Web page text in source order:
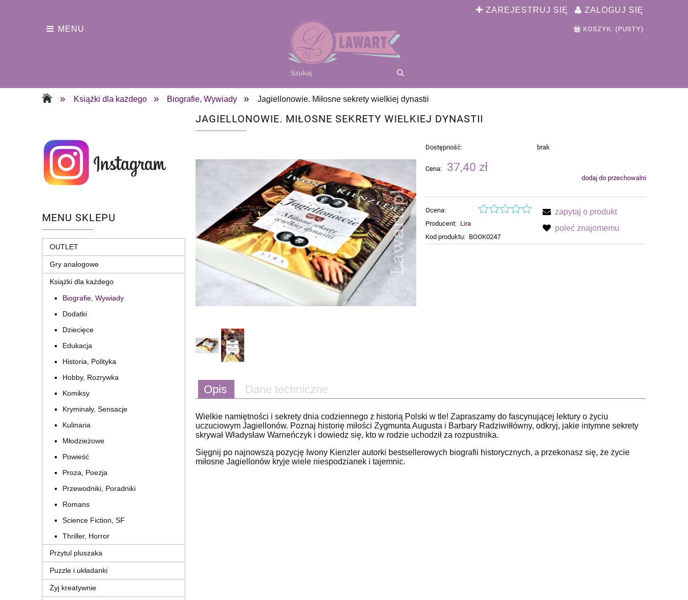
ZAREJESTRUJ SIĘ ZALOGUJ SIĘ
MENU KOSZYK: (PUSTY)
» Książki dla każdego » Biografie, Wywiady » Jagiellonowie. Miłosne sekrety wielkiej dynastii
MENU SKLEPU
OUTLET
Gry analogowe
Książki dla każdego
Biografie, Wywiady
Dodatki
Dziecięce
Edukacja
Historia, Polityka
Hobby, Rozrywka
Komiksy
Kryminały, Sensacje
Kulinaria
Młodzieżowe
Powieść
Proza, Poezja
Przewodniki, Poradniki
Romans
Science Fiction, SF
Thriller, Horror
Przytul pluszaka
Puzzle i układanki
Żyj kreatywnie
JAGIELLONOWIE. MIŁOSNE SEKRETY WIELKIEJ DYNASTII
Dostępność: brak
Cena: 37,40 zł
dodaj do przechowalni
Ocena:
Producent: Lira
Kod produktu: BOOK0247
zapytaj o produkt
poleć znajomemu
Opis Dane techniczne
Wielkie namiętności i sekrety dnia codziennego z historią Polski w tle! Zapraszamy do fascynującej lektury o życiu
uczuciowym Jagiellonów. Poznaj historię miłości Zygmunta Augusta i Barbary Radziwiłłówny, odkryj, jakie intymne sekrety
skrywał Władysław Warneńczyk i dowiedz się, kto w rodzie uchodził za rozpustnika.
Sięgnij po najnowszą pozycję Iwony Kienzler autorki bestsellerowych biografii historycznych, a przekonasz się, że życie
miłosne Jagiellonów kryje wiele niespodzianek i tajemnic.